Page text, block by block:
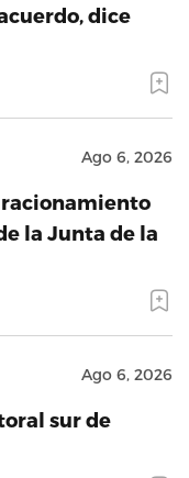
dice
Ago 6, 2026
racionamiento
la Junta de la
Ago 6, 2026
sur de